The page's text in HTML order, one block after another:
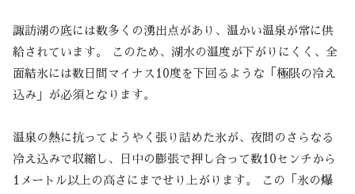
諏訪湖の底には数多くの湧出点があり、温かい温泉が常に供
給されています。 このため、湖水の温度が下がりにくく、全
面結氷には数日間マイナス10度を下回るような「極限の冷え
込み」が必須となります。
温泉の熱に抗ってようやく張り詰めた氷が、夜間のさらなる
冷え込みで収縮し、日中の膨張で押し合って数10センチから
1メートル以上の高さにまでせり上がります。 この「氷の爆